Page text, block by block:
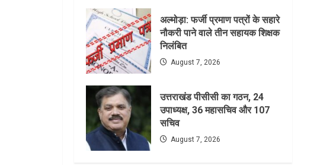
अल्मोड़ा: फर्जी प्रमाण पत्रों के सहारे
नौकरी पाने वाले तीन सहायक शिक्षक
निलंबित
August 7, 2026
उत्तराखंड पीसीसी का गठन, 24
उपाध्यक्ष, 36 महासचिव और 107
सचिव
August 7, 2026